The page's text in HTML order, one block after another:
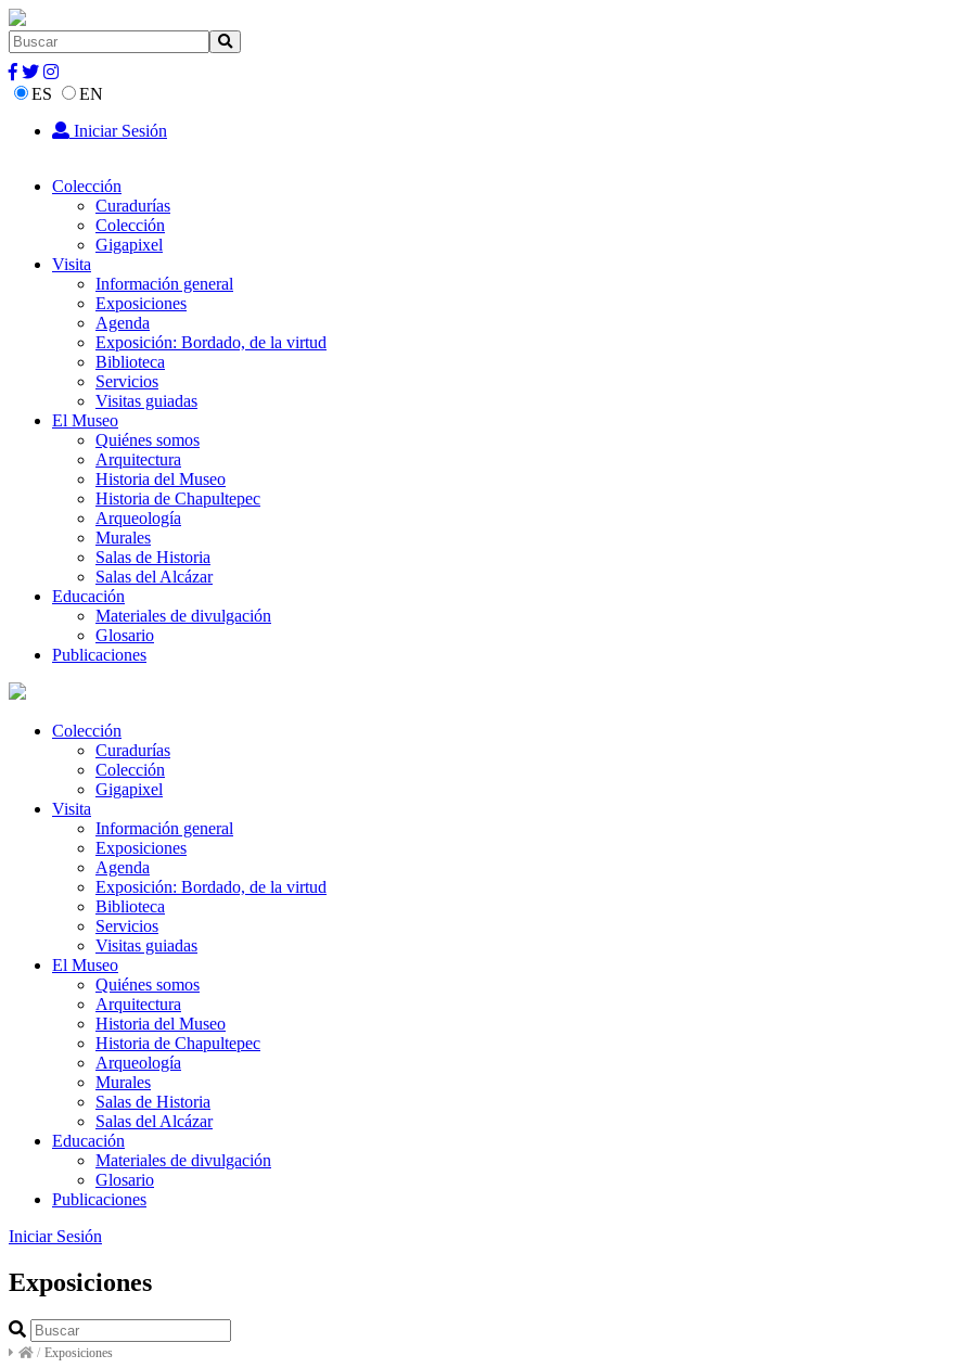
ES
EN
Iniciar Sesión
Colección
Curadurías
Colección
Gigapixel
Visita
Información general
Exposiciones
Agenda
Exposición: Bordado, de la virtud
Biblioteca
Servicios
Visitas guiadas
El Museo
Quiénes somos
Arquitectura
Historia del Museo
Historia de Chapultepec
Arqueología
Murales
Salas de Historia
Salas del Alcázar
Educación
Materiales de divulgación
Glosario
Publicaciones
Colección
Curadurías
Colección
Gigapixel
Visita
Información general
Exposiciones
Agenda
Exposición: Bordado, de la virtud
Biblioteca
Servicios
Visitas guiadas
El Museo
Quiénes somos
Arquitectura
Historia del Museo
Historia de Chapultepec
Arqueología
Murales
Salas de Historia
Salas del Alcázar
Educación
Materiales de divulgación
Glosario
Publicaciones
Iniciar Sesión
Exposiciones
/ Exposiciones